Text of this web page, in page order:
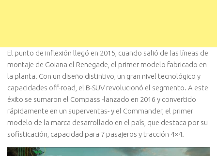
El punto de inflexión llegó en 2015, cuando salió de las líneas de
montaje de Goiana el Renegade, el primer modelo fabricado en
la planta. Con un diseño distintivo, un gran nivel tecnológico y
capacidades off-road, el B-SUV revolucionó el segmento. A este
éxito se sumaron el Compass -lanzado en 2016 y convertido
rápidamente en un superventas- y el Commander, el primer
modelo de la marca desarrollado en el país, que destaca por su
sofisticación, capacidad para 7 pasajeros y tracción 4×4.